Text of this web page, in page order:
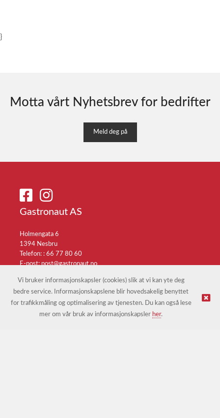
}
Motta vårt Nyhetsbrev for bedrifter
Meld deg på
Gastronaut AS
Holmengata 6
1394 Nesbru
Telefon: : 66 77 80 60
E-post:post@gastronaut.no
© Gastronaut AS | Nettbutikk levert av Kréatif
Vi bruker informasjonskapsler (cookies) slik at vi kan yte deg
bedre service. Informasjonskapslene blir hovedsakelig benyttet
for trafikkmåling og optimalisering av tjenesten. Du kan også lese
mer om vår bruk av informasjonskapsler her.